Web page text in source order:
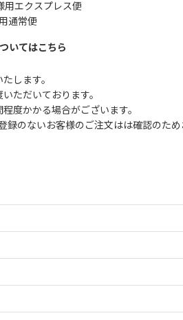
エクスプレス便
通常便
いてはこちら
します。
ただいております。
度かかる場合がございます。
録のないお客様のご注文はは確認のため